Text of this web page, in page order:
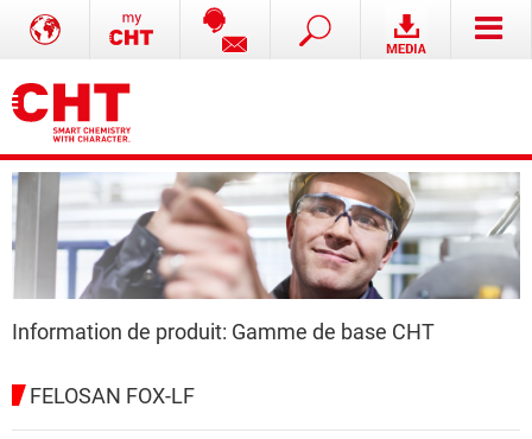
Information de produit: Gamme de base CHT
FELOSAN FOX-LF